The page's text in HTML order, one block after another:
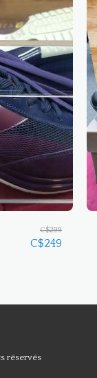
C$299
C$249
réservés